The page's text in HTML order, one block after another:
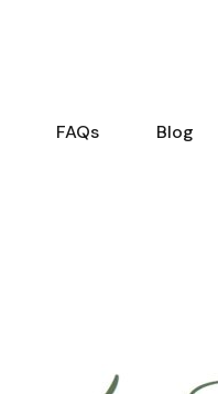
FAQs Blog